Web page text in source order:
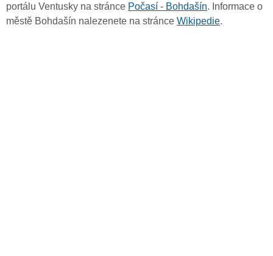
portálu Ventusky na stránce Počasí - Bohdašín. Informace o
městě Bohdašín nalezenete na stránce Wikipedie.